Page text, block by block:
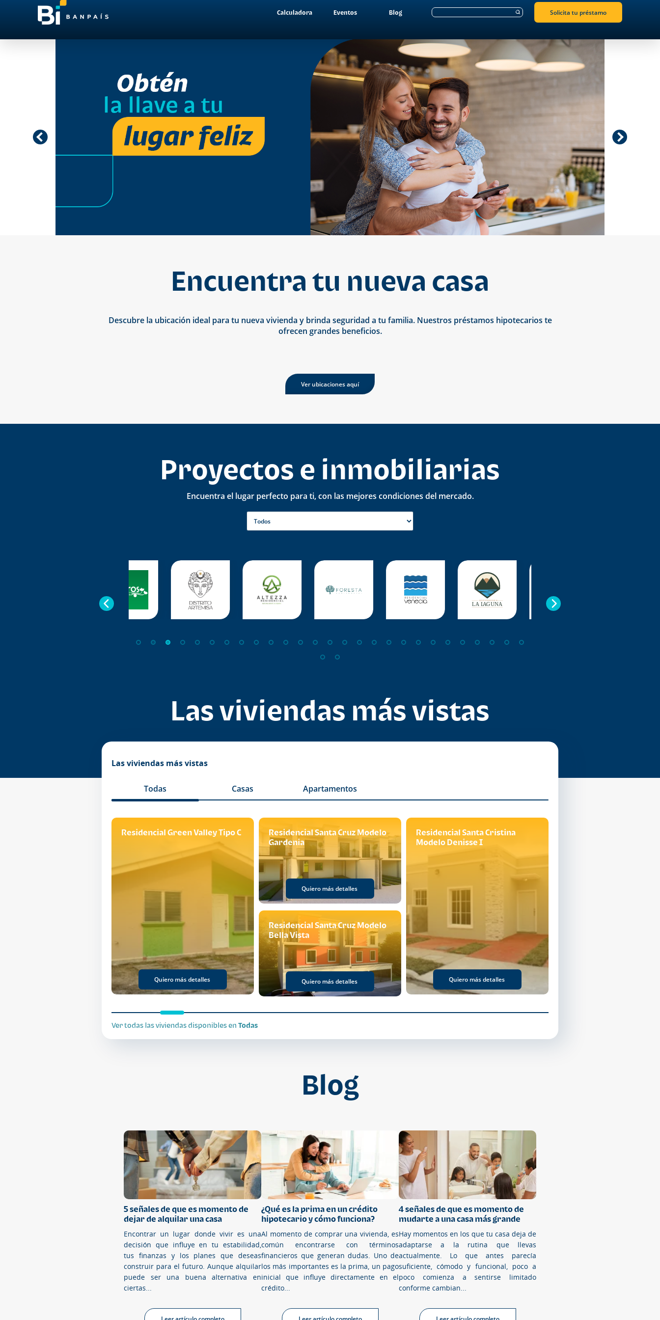
Calculadora Eventos Blog Solicita tu préstamo
Encuentra tu nueva casa
Descubre la ubicación ideal para tu nueva vivienda y brinda seguridad a tu familia. Nuestros préstamos hipotecarios te
ofrecen grandes beneficios.
Ver ubicaciones aquí
Proyectos e inmobiliarias
Encuentra el lugar perfecto para ti, con las mejores condiciones del mercado.
Las viviendas más vistas
Las viviendas más vistas
todas casas apartamentos
Residencial Green Valley Tipo C
Quiero más detalles
Residencial Santa Cruz Modelo
Gardenia
Quiero más detalles
Residencial Santa Cruz Modelo
Bella Vista
Quiero más detalles
Residencial Santa Cristina
Modelo Denisse I
Quiero más detalles
Ver todas las viviendas disponibles en Todas
Blog
5 señales de que es momento de
dejar de alquilar una casa
Encontrar un lugar donde vivir es una
decisión que influye en tu estabilidad,
tus finanzas y los planes que deseas
construir para el futuro. Aunque alquilar
puede ser una buena alternativa en
ciertas...
¿Qué es la prima en un crédito
hipotecario y cómo funciona?
Al momento de comprar una vivienda, es
común encontrarse con términos
financieros que generan dudas. Uno de
los más importantes es la prima, un pago
inicial que influye directamente en el
crédito...
4 señales de que es momento de
mudarte a una casa más grande
Hay momentos en los que tu casa deja de
adaptarse a la rutina que llevas
actualmente. Lo que antes parecía
suficiente, cómodo y funcional, poco a
poco comienza a sentirse limitado
conforme cambian...